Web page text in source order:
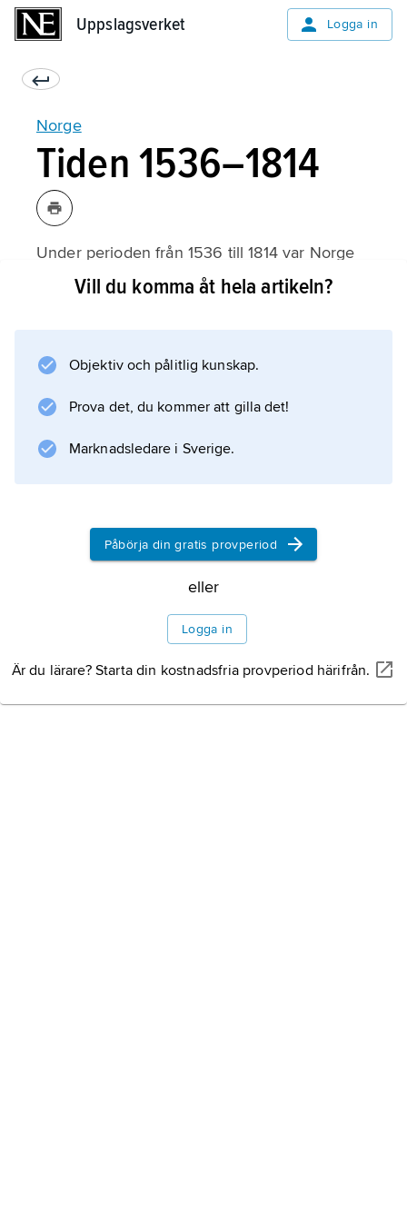
Uppslagsverket Logga in
Norge
Tiden 1536–1814
Under perioden från 1536 till 1814 var Norge
inte längre ett eget rike utan en dansk
landsbygden var husmän, alltså lantarbetare
som inte ägde jord. Man började
Vill du komma åt hela artikeln?
Objektiv och pålitlig kunskap.
Prova det, du kommer att gilla det!
Marknadsledare i Sverige.
Påbörja din gratis provperiod
eller
Logga in
Är du lärare? Starta din kostnadsfria provperiod härifrån.